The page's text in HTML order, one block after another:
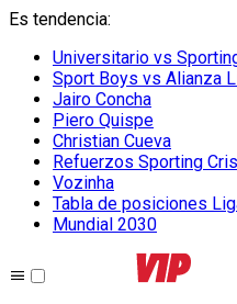
Es tendencia:
Universitario vs
Sport Boys vs Alianza
Jairo Concha
Piero Quispe
Christian Cueva
Refuerzos Sporting
Vozinha
Tabla de posiciones
Mundial 2030